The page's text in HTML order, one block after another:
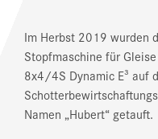
Im Herbst 2019 wurden
Stopfmaschine für
8x4/4S Dynamic E³ auf
Namen „Hubert“ getauft.